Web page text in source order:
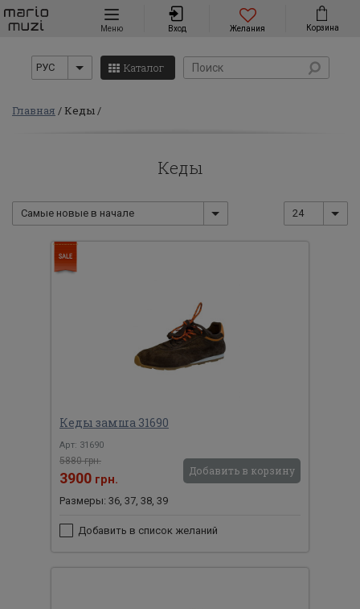
Навигация
Меню Вход Желания Корзина
РУС Каталог
Главная Кеды
Кеды
Самые новые в начале 24
Кеды замша 31690
Арт: 31690
5880 грн.
3900 грн.
Добавить в корзину
Размеры: 36, 37, 38, 39
Добавить в список желаний